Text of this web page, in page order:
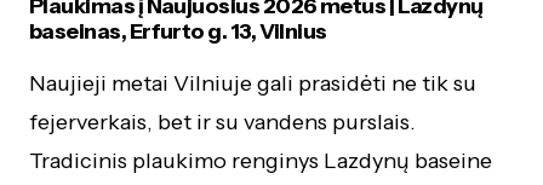
Plaukimas į Naujuosius 2026 metus | Lazdynų
baseinas, Erfurto g. 13, Vilnius
Naujieji metai Vilniuje gali prasidėti ne tik su
fejerverkais, bet ir su vandens purslais.
Tradicinis plaukimo renginys Lazdynų baseine